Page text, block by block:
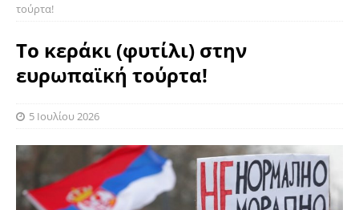
τούρτα!
Το κεράκι (φυτίλι) στην
ευρωπαϊκή τούρτα!
5 Ιουλίου 2026